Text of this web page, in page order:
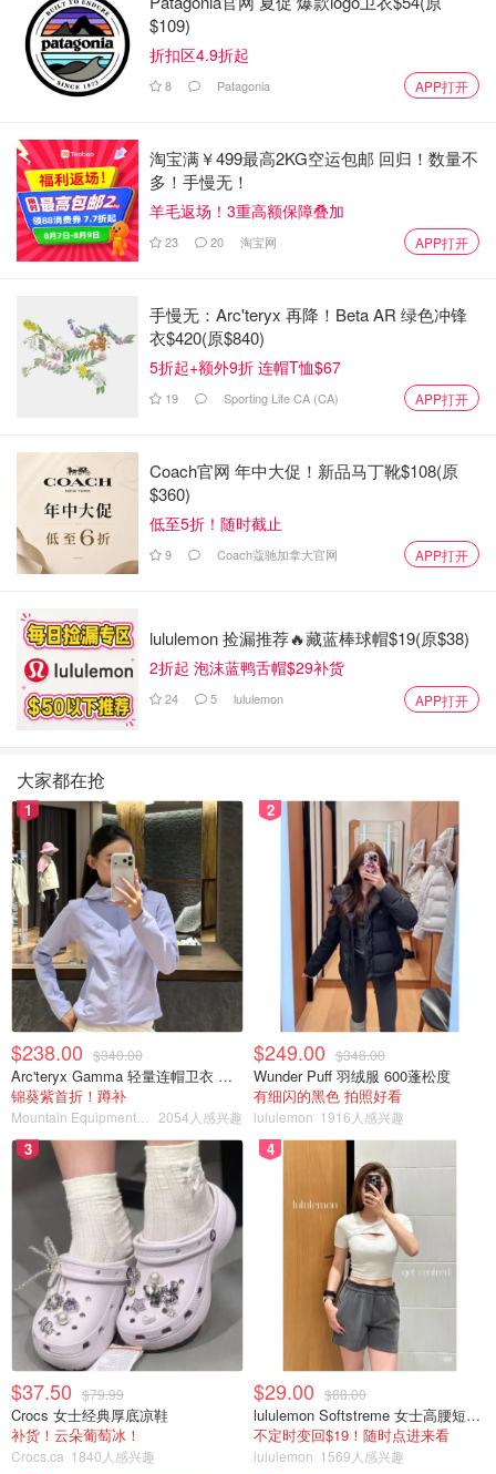
$109)
折扣区4.9折起
8 Patagonia APP打开
淘宝满￥499最高2KG空运包邮 回归！数量不
多！手慢无！
羊毛返场！3重高额保障叠加
23 20 淘宝网 APP打开
手慢无：Arc'teryx 再降！Beta AR 绿色冲锋
衣$420(原$840)
5折起+额外9折 连帽T恤$67
19 Sporting Life CA (CA) APP打开
Coach官网 年中大促！新品马丁靴$108(原
$360)
低至5折！随时截止
9 Coach蔻驰加拿大官网 APP打开
lululemon 捡漏推荐🔥藏蓝棒球帽$19(原$38)
2折起 泡沫蓝鸭舌帽$29补货
24 5 lululemon APP打开
大家都在抢
1
$238.00 $340.00
Arc'teryx Gamma 轻量连帽卫衣 女款
锦葵紫首折！蹲补
2054人感兴趣
2
$249.00 $348.00
Wunder Puff 羽绒服 600蓬松度
有细闪的黑色 拍照好看
lululemon 1916人感兴趣
3
$37.50 $79.99
Crocs 女士经典厚底凉鞋
补货！云朵葡萄冰！
Crocs.ca 1840人感兴趣
4
$29.00 $88.00
lululemon Softstreme 女士高腰短裤 10cm
不定时变回$19！随时点进来看
lululemon 1569人感兴趣